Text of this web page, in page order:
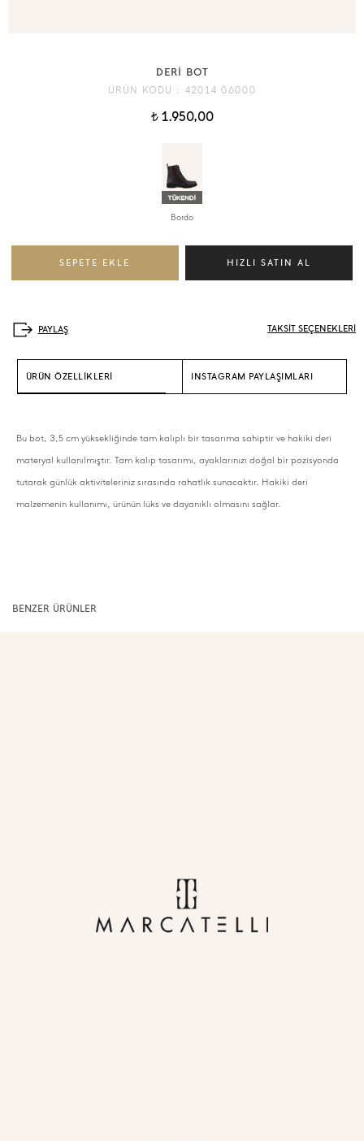
DERİ BOT
ÜRÜN KODU : 42014 06000
t1.950,00
Bordo
TAKSİT SEÇENEKLERİ
ÜRÜN ÖZELLİKLERİ INSTAGRAM PAYLAŞIMLARI
Bu bot, 3,5 cm yüksekliğinde tam kalıplı bir tasarıma sahiptir ve hakiki deri
materyal kullanılmıştır. Tam kalıp tasarımı, ayaklarınızı doğal bir pozisyonda
tutarak günlük aktiviteleriniz sırasında rahatlık sunacaktır. Hakiki deri
malzemenin kullanımı, ürünün lüks ve dayanıklı olmasını sağlar.
BENZER ÜRÜNLER